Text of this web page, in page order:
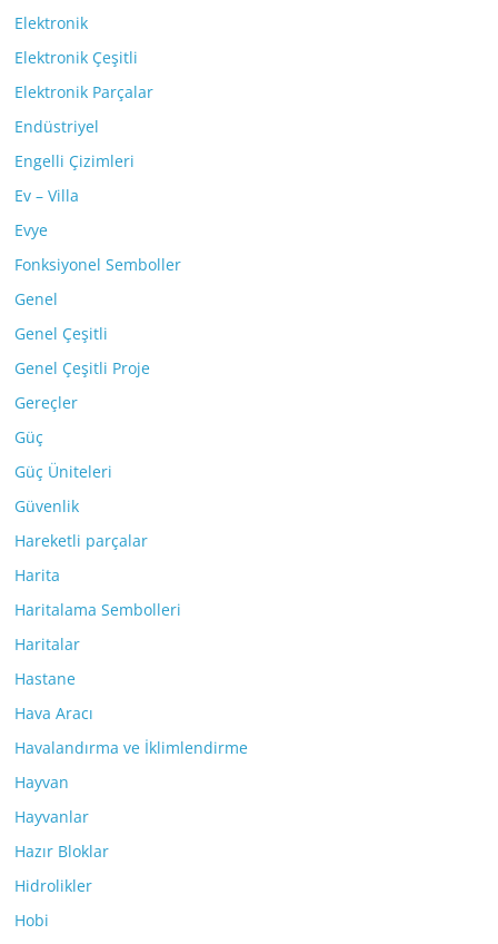
Elektronik
Elektronik Çeşitli
Elektronik Parçalar
Endüstriyel
Engelli Çizimleri
Ev – Villa
Evye
Fonksiyonel Semboller
Genel
Genel Çeşitli
Genel Çeşitli Proje
Gereçler
Güç
Güç Üniteleri
Güvenlik
Hareketli parçalar
Harita
Haritalama Sembolleri
Haritalar
Hastane
Hava Aracı
Havalandırma ve İklimlendirme
Hayvan
Hayvanlar
Hazır Bloklar
Hidrolikler
Hobi